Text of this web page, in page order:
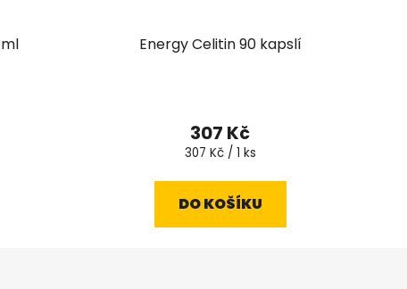
Energy Celitin 90 kapslí
307 Kč
Měrná
307 Kč / 1 ks
DO KOŠÍKU